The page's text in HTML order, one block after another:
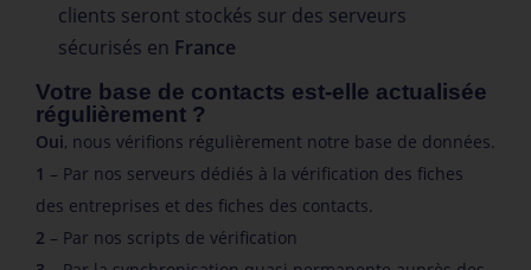
clients seront stockés sur des serveurs
sécurisés en France
Votre base de contacts est-elle actualisée
régulièrement ?
Oui, nous vérifions régulièrement notre base de données.
1 – Par nos serveurs dédiés à la vérification des fiches
des entreprises et des fiches des contacts.
2 – Par nos scripts de vérification